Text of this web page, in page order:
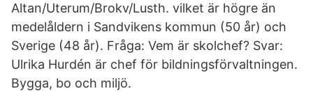
Altan/Uterum/Brokv/Lusth. vilket är högre än
medelåldern i Sandvikens kommun (50 år) och
Sverige (48 år). Fråga: Vem är skolchef? Svar:
Ulrika Hurdén är chef för bildningsförvaltningen.
Bygga, bo och miljö.